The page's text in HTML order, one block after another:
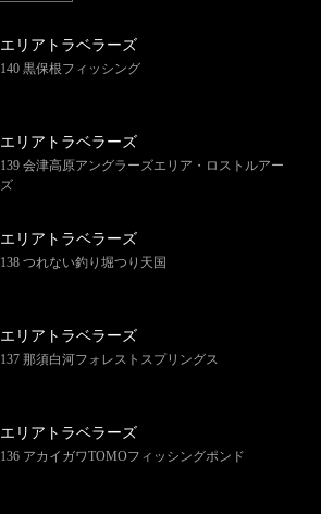
エリアトラベラーズ
140 黒保根フィッシング
エリアトラベラーズ
139 会津高原アングラーズエリア・ロストルアー
ズ
エリアトラベラーズ
138 つれない釣り堀つり天国
エリアトラベラーズ
137 那須白河フォレストスプリングス
エリアトラベラーズ
136 アカイガワTOMOフィッシングポンド